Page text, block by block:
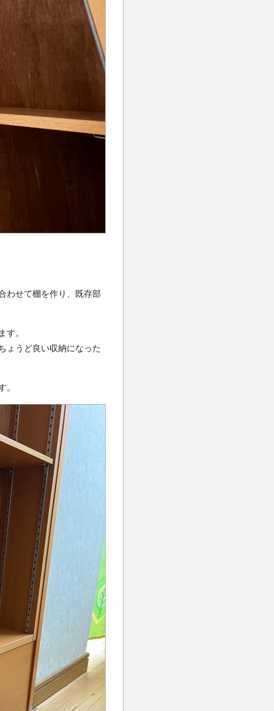
わせて棚を作り、既存部
す。
ょうど良い収納になった
。